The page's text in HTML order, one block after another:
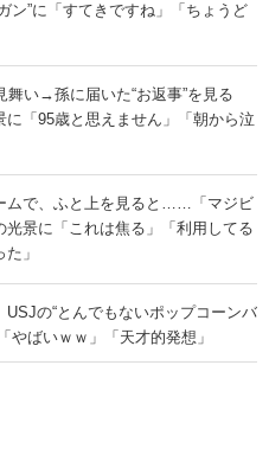
ン”に「すてきですね」「ちょうど
舞い→孫に届いた“お返事”を見る
「95歳と思えません」「朝から泣
ムで、ふと上を見ると……「マジビ
景に「これは焦る」「利用してる
」
の“とんでもないポップコーンバ
やばいｗｗ」「天才的発想」